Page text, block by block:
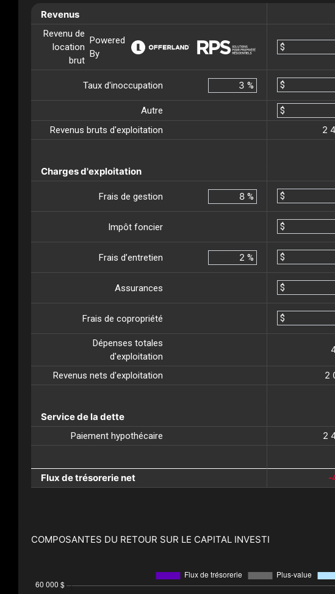
Revenus
Revenu de
location
brut
Powered
By
$
Taux d'inoccupation % $
Autre
$
Revenus bruts d'exploitation
2
Charges d'exploitation
Frais de gestion % $
Impôt foncier $
Frais d’entretien % $
Assurances $
Frais de copropriété $
Dépenses totales
d'exploitation
Revenus nets d'exploitation 2
Service de la dette
Paiement hypothécaire 2
Flux de trésorerie net -
COMPOSANTES DU RETOUR SUR LE CAPITAL INVESTI